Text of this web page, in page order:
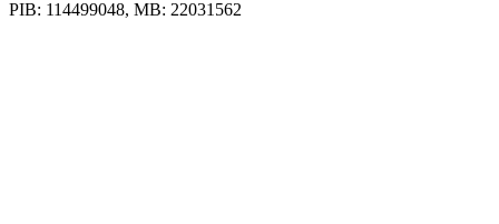
PIB: 114499048, MB: 22031562